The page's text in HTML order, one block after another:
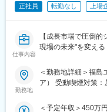
変更の範囲：会社の
既存ルールの運用だ
工場長や部門責任
安全管理を主導でき
本社で制度を作る
の醸成に携われます
トの中核メンバーと
正社員 転勤なし 上場
仕事内容
【成長市場で圧倒
現場の未来"を変え
◆職務内容：
「ライフリー」シェ
勤務地
＜勤務地詳細＞福島
ア） 受動喫煙対策：
＜予定年収＞450万